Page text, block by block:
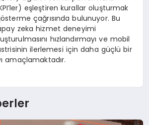
eşleştiren kurallar oluşturmak
çağrısında bulunuyor. Bu
zeka hizmet deneyimi
hızlandırmayı ve mobil
ilerlemesi için daha güçlü bir
amaçlamaktadır.